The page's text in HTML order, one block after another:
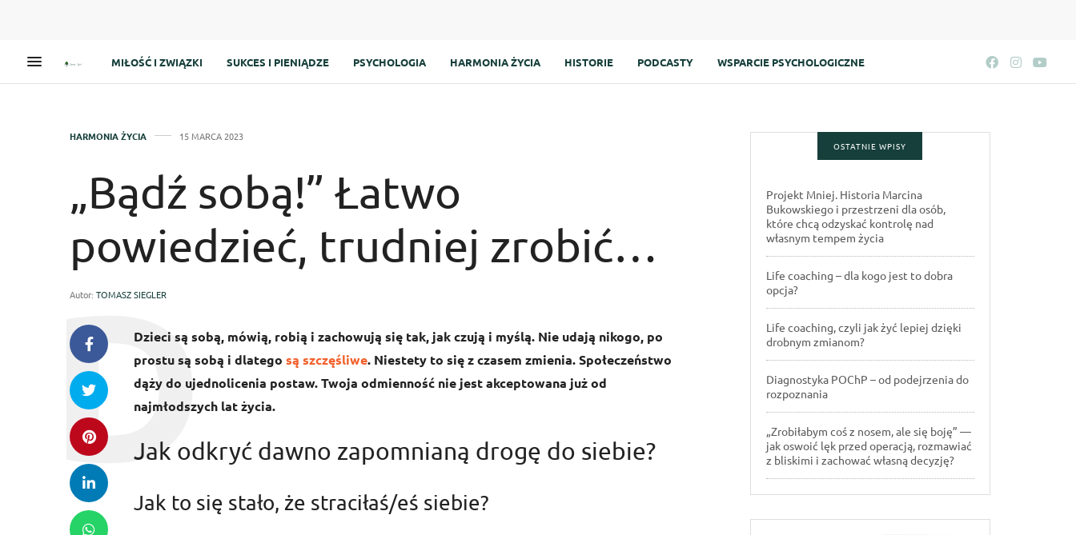
MIŁOŚĆ I ZWIĄZKI SUKCES I PIENIĄDZE PSYCHOLOGIA HARMONIA ŻYCIA HISTORIE PODCASTY WSPARCIE PSYCHOLOGICZNE
HARMONIA ŻYCIA 15 MARCA 2023
„Bądź sobą!” Łatwo
powiedzieć, trudniej zrobić…
Autor: TOMASZ SIEGLER
Dzieci są sobą, mówią, robią i zachowują się tak, jak czują i myślą. Nie udają nikogo, po
prostu są sobą i dlatego są szczęśliwe. Niestety to się z czasem zmienia. Społeczeństwo
dąży do ujednolicenia postaw. Twoja odmienność nie jest akceptowana już od
najmłodszych lat życia.
Jak odkryć dawno zapomnianą drogę do siebie?
Jak to się stało, że straciłaś/eś siebie?
OSTATNIE WPISY
Projekt Mniej. Historia Marcina
Bukowskiego i przestrzeni dla osób,
które chcą odzyskać kontrolę nad
własnym tempem życia
Life coaching – dla kogo jest to dobra
opcja?
Life coaching, czyli jak żyć lepiej dzięki
drobnym zmianom?
Diagnostyka POChP – od podejrzenia do
rozpoznania
„Zrobiłabym coś z nosem, ale się boję” —
jak oswoić lęk przed operacją, rozmawiać
z bliskimi i zachować własną decyzję?